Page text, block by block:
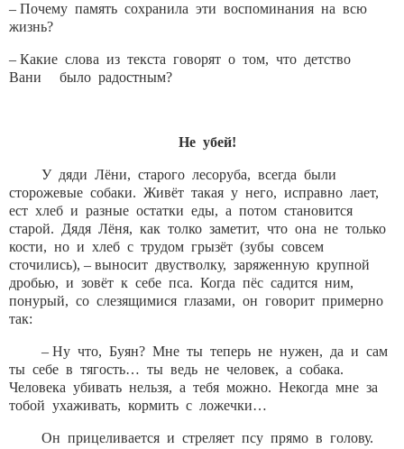
– Почему память сохранила эти воспоминания на всю
жизнь?
– Какие слова из текста говорят о том, что детство
Вани было радостным?
Не убей!
У дяди Лёни, старого лесоруба, всегда были
сторожевые собаки. Живёт такая у него, исправно лает,
ест хлеб и разные остатки еды, а потом становится
старой. Дядя Лёня, как толко заметит, что она не только
кости, но и хлеб с трудом грызёт (зубы совсем
сточились), – выносит двустволку, заряженную крупной
дробью, и зовёт к себе пса. Когда пёс садится ним,
понурый, со слезящимися глазами, он говорит примерно
так:
– Ну что, Буян? Мне ты теперь не нужен, да и сам
ты себе в тягость… ты ведь не человек, а собака.
Человека убивать нельзя, а тебя можно. Некогда мне за
тобой ухаживать, кормить с ложечки…
Он прицеливается и стреляет псу прямо в голову.